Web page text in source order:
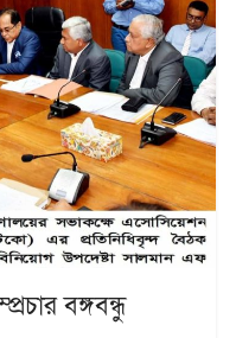
বঙ্গবন্ধু